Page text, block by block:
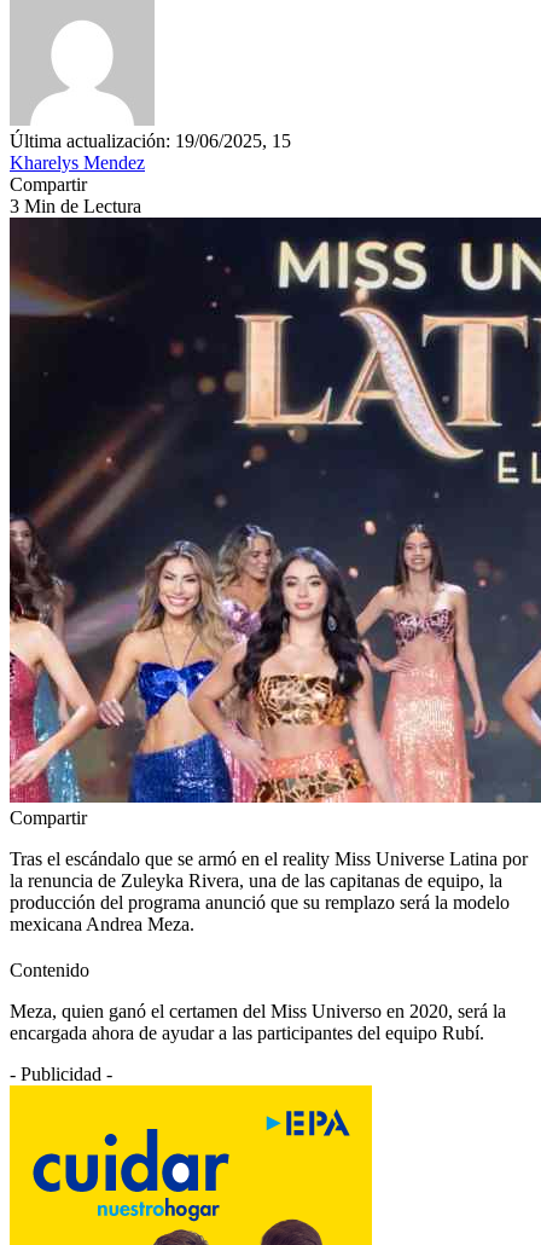
Última actualización: 19/06/2025, 15
Kharelys Mendez
Compartir
3 Min de Lectura
Compartir
Tras el escándalo que se armó en el reality Miss Universe Latina por
la renuncia de Zuleyka Rivera, una de las capitanas de equipo, la
producción del programa anunció que su remplazo será la modelo
mexicana Andrea Meza.
Contenido
Meza, quien ganó el certamen del Miss Universo en 2020, será la
encargada ahora de ayudar a las participantes del equipo Rubí.
- Publicidad -